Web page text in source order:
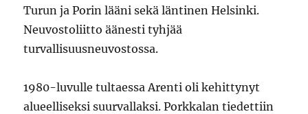
Turun ja Porin lääni sekä läntinen Helsinki.
Neuvostoliitto äänesti tyhjää
turvallisuusneuvostossa.
1980-luvulle tultaessa Arenti oli kehittynyt
alueelliseksi suurvallaksi. Porkkalan tiedettiin